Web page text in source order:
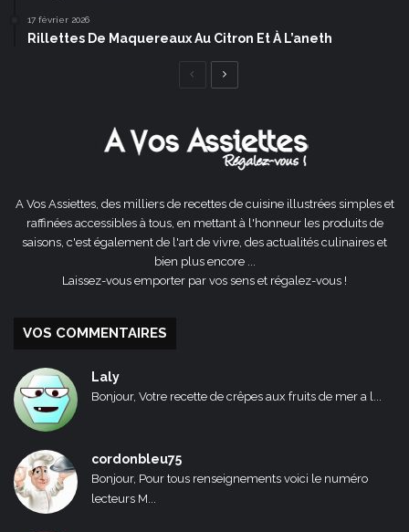
17 février 2026
Rillettes De Maquereaux Au Citron Et À L’aneth
Page
A Vos Assiettes, des milliers de recettes de cuisine illustrées simples et
raffinées accessibles à tous, en mettant à l'honneur les produits de
saisons, c'est également de l'art de vivre, des actualités culinaires et
bien plus encore ...
Laissez-vous emporter par vos sens et régalez-vous !
VOS COMMENTAIRES
Laly
Bonjour, Votre recette de crêpes aux fruits de mer a l...
cordonbleu75
Bonjour, Pour tous renseignements voici le numéro
lecteurs M...